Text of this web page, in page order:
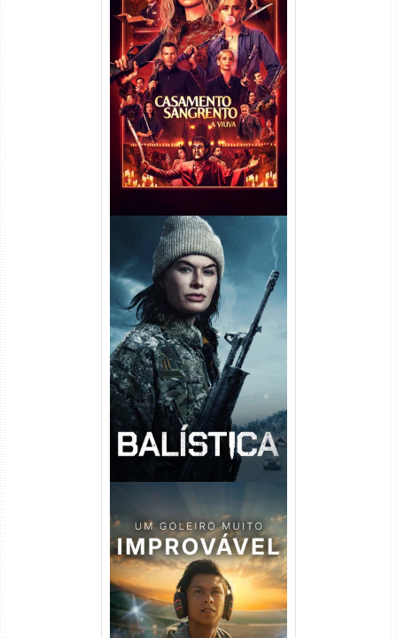
Casamento Sangrento: A
Viúva Torrent (2026) WEB-DL
720p/1080p/4K Dual Áudio
Balística Torrent (2025) WEB-
DL 1080p Dual Áudio
Um Goleiro Muito Improvável
Torrent (2026) WEB-DL 1080p
Dual Áudio